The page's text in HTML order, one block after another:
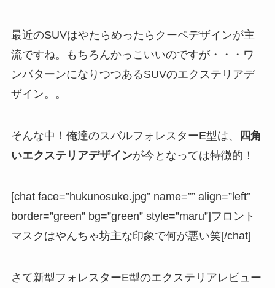
最近のSUVはやたらめったらクーペデザインが主
流ですね。もちろんかっこいいのですが・・・ワ
ンパターンになりつつあるSUVのエクステリアデ
ザイン。。
そんな中！ 俺達のスバルフォレスターE型は、
四角
いエクステリアデザインが今となっては特徴的！
[chat face=”hukunosuke.jpg” name=”” align=”left”
border=”green” bg=”green” style=”maru”]フロント
マスクはやんちゃ坊主な印象で何が悪い笑[/chat]
さて新型フォレスターE型のエクステリアレビュー